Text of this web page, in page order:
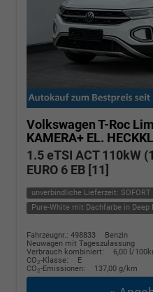
Volkswagen T-Roc
KAMERA+ EL.
1.5 eTSI ACT 110kW
EURO 6 EB [11]
unverbindliche Lieferzeit: SOFORT
Pure-White mit Dachfarbe in
Fahrzeugnr.: 498833
Benzin
Neuwagen mit Tageszulassung
Verbrauch kombiniert:
6,00 l/
CO2-Klasse:
E
CO2-Emissionen: 137,00 g/km